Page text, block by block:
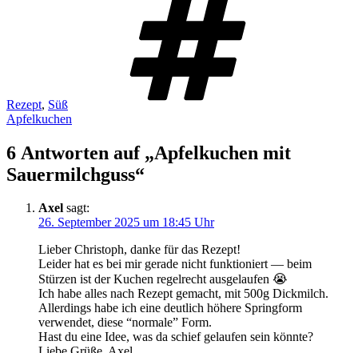
Rezept, Süß
Apfelkuchen
6 Antworten auf „Apfelkuchen mit
Sauermilchguss“
Axel sagt:
26. September 2025 um 18:45 Uhr
Lieber Christoph, danke für das Rezept!
Leider hat es bei mir gerade nicht funktioniert — beim
Stürzen ist der Kuchen regelrecht ausgelaufen 😭
Ich habe alles nach Rezept gemacht, mit 500g Dickmilch.
Allerdings habe ich eine deutlich höhere Springform
verwendet, diese “normale” Form.
Hast du eine Idee, was da schief gelaufen sein könnte?